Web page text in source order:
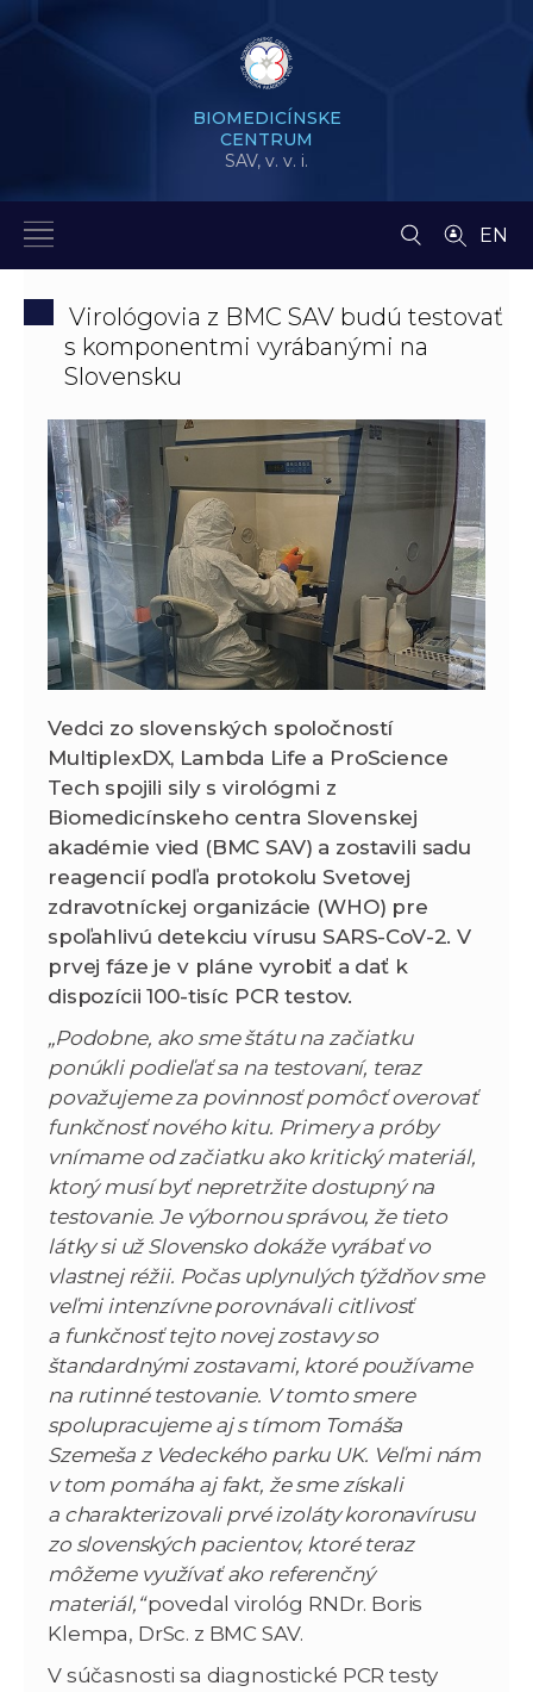
BIOMEDICÍNSKE
CENTRUM
SAV, v. v. i.
EN
Virológovia z BMC SAV budú testovať
s komponentmi vyrábanými na
Slovensku
Vedci zo slovenských spoločností
MultiplexDX, Lambda Life a ProScience
Tech spojili sily s virológmi z
Biomedicínskeho centra Slovenskej
akadémie vied (BMC SAV) a zostavili sadu
reagencií podľa protokolu Svetovej
zdravotníckej organizácie (WHO) pre
spoľahlivú detekciu vírusu SARS-CoV-2. V
prvej fáze je v pláne vyrobiť a dať k
dispozícii 100-tisíc PCR testov.
„Podobne, ako sme štátu na začiatku
ponúkli podieľať sa na testovaní, teraz
považujeme za povinnosť pomôcť overovať
funkčnosť nového kitu. Primery a próby
vnímame od začiatku ako kritický materiál,
ktorý musí byť nepretržite dostupný na
testovanie. Je výbornou správou, že tieto
látky si už Slovensko dokáže vyrábať vo
vlastnej réžii. Počas uplynulých týždňov sme
veľmi intenzívne porovnávali citlivosť
a funkčnosť tejto novej zostavy so
štandardnými zostavami, ktoré používame
na rutinné testovanie. V tomto smere
spolupracujeme aj s tímom Tomáša
Szemeša z Vedeckého parku UK. Veľmi nám
v tom pomáha aj fakt, že sme získali
a charakterizovali prvé izoláty koronavírusu
zo slovenských pacientov, ktoré teraz
môžeme využívať ako referenčný
materiál,“povedal virológ RNDr. Boris
Klempa, DrSc. z BMC SAV.
V súčasnosti sa diagnostické PCR testy